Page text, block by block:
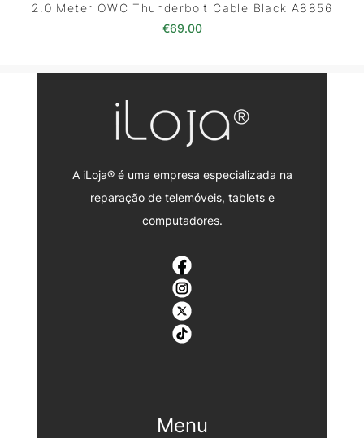
2.0 Meter OWC Thunderbolt Cable Black A8856
€69.00
A iLoja® é uma empresa especializada na
reparação de telemóveis, tablets e
computadores.
Menu